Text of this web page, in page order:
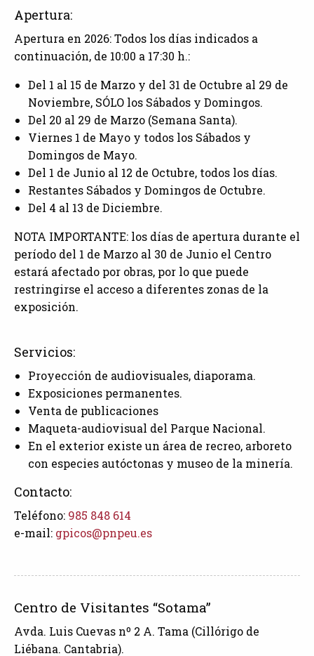
Apertura:
Apertura en 2026: Todos los días indicados a
continuación, de 10:00 a 17:30 h.:
Del 1 al 15 de Marzo y del 31 de Octubre al 29 de
Noviembre, SÓLO los Sábados y Domingos.
Del 20 al 29 de Marzo (Semana Santa).
Viernes 1 de Mayo y todos los Sábados y
Domingos de Mayo.
Del 1 de Junio al 12 de Octubre, todos los días.
Restantes Sábados y Domingos de Octubre.
Del 4 al 13 de Diciembre.
NOTA IMPORTANTE: los días de apertura durante el
período del 1 de Marzo al 30 de Junio el Centro
estará afectado por obras, por lo que puede
restringirse el acceso a diferentes zonas de la
exposición.
Servicios:
Proyección de audiovisuales, diaporama.
Exposiciones permanentes.
Venta de publicaciones
Maqueta-audiovisual del Parque Nacional.
En el exterior existe un área de recreo, arboreto
con especies autóctonas y museo de la minería.
Contacto:
Teléfono: 985 848 614
e-mail: gpicos@pnpeu.es
Centro de Visitantes “Sotama”
Avda. Luis Cuevas nº 2 A. Tama (Cillórigo de
Liébana. Cantabria).